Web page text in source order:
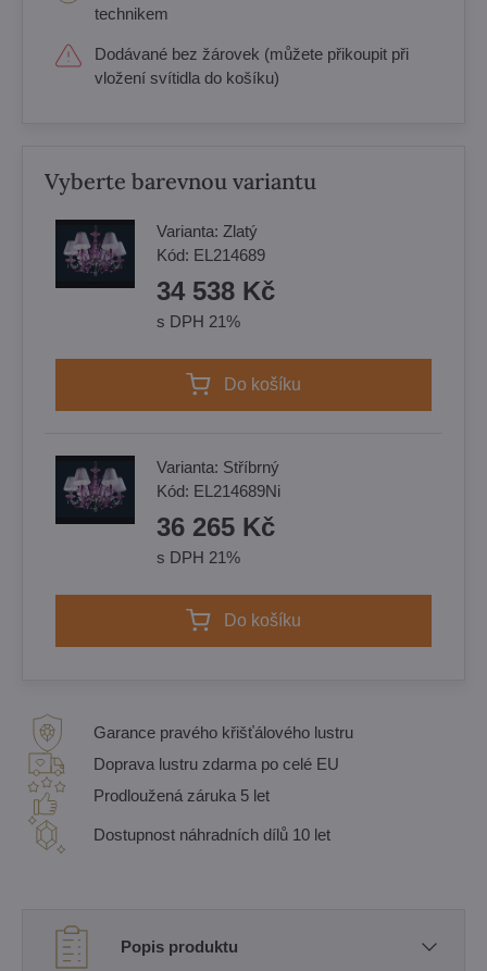
technikem
Dodávané bez žárovek (můžete přikoupit při
vložení svítidla do košíku)
Vyberte barevnou variantu
Varianta: Zlatý
Kód: EL214689
34 538 Kč
s DPH 21%
Do košíku
Varianta: Stříbrný
Kód: EL214689Ni
36 265 Kč
s DPH 21%
Do košíku
Garance pravého křišťálového lustru
Doprava lustru zdarma po celé EU
Prodloužená záruka 5 let
Dostupnost náhradních dílů 10 let
Popis produktu